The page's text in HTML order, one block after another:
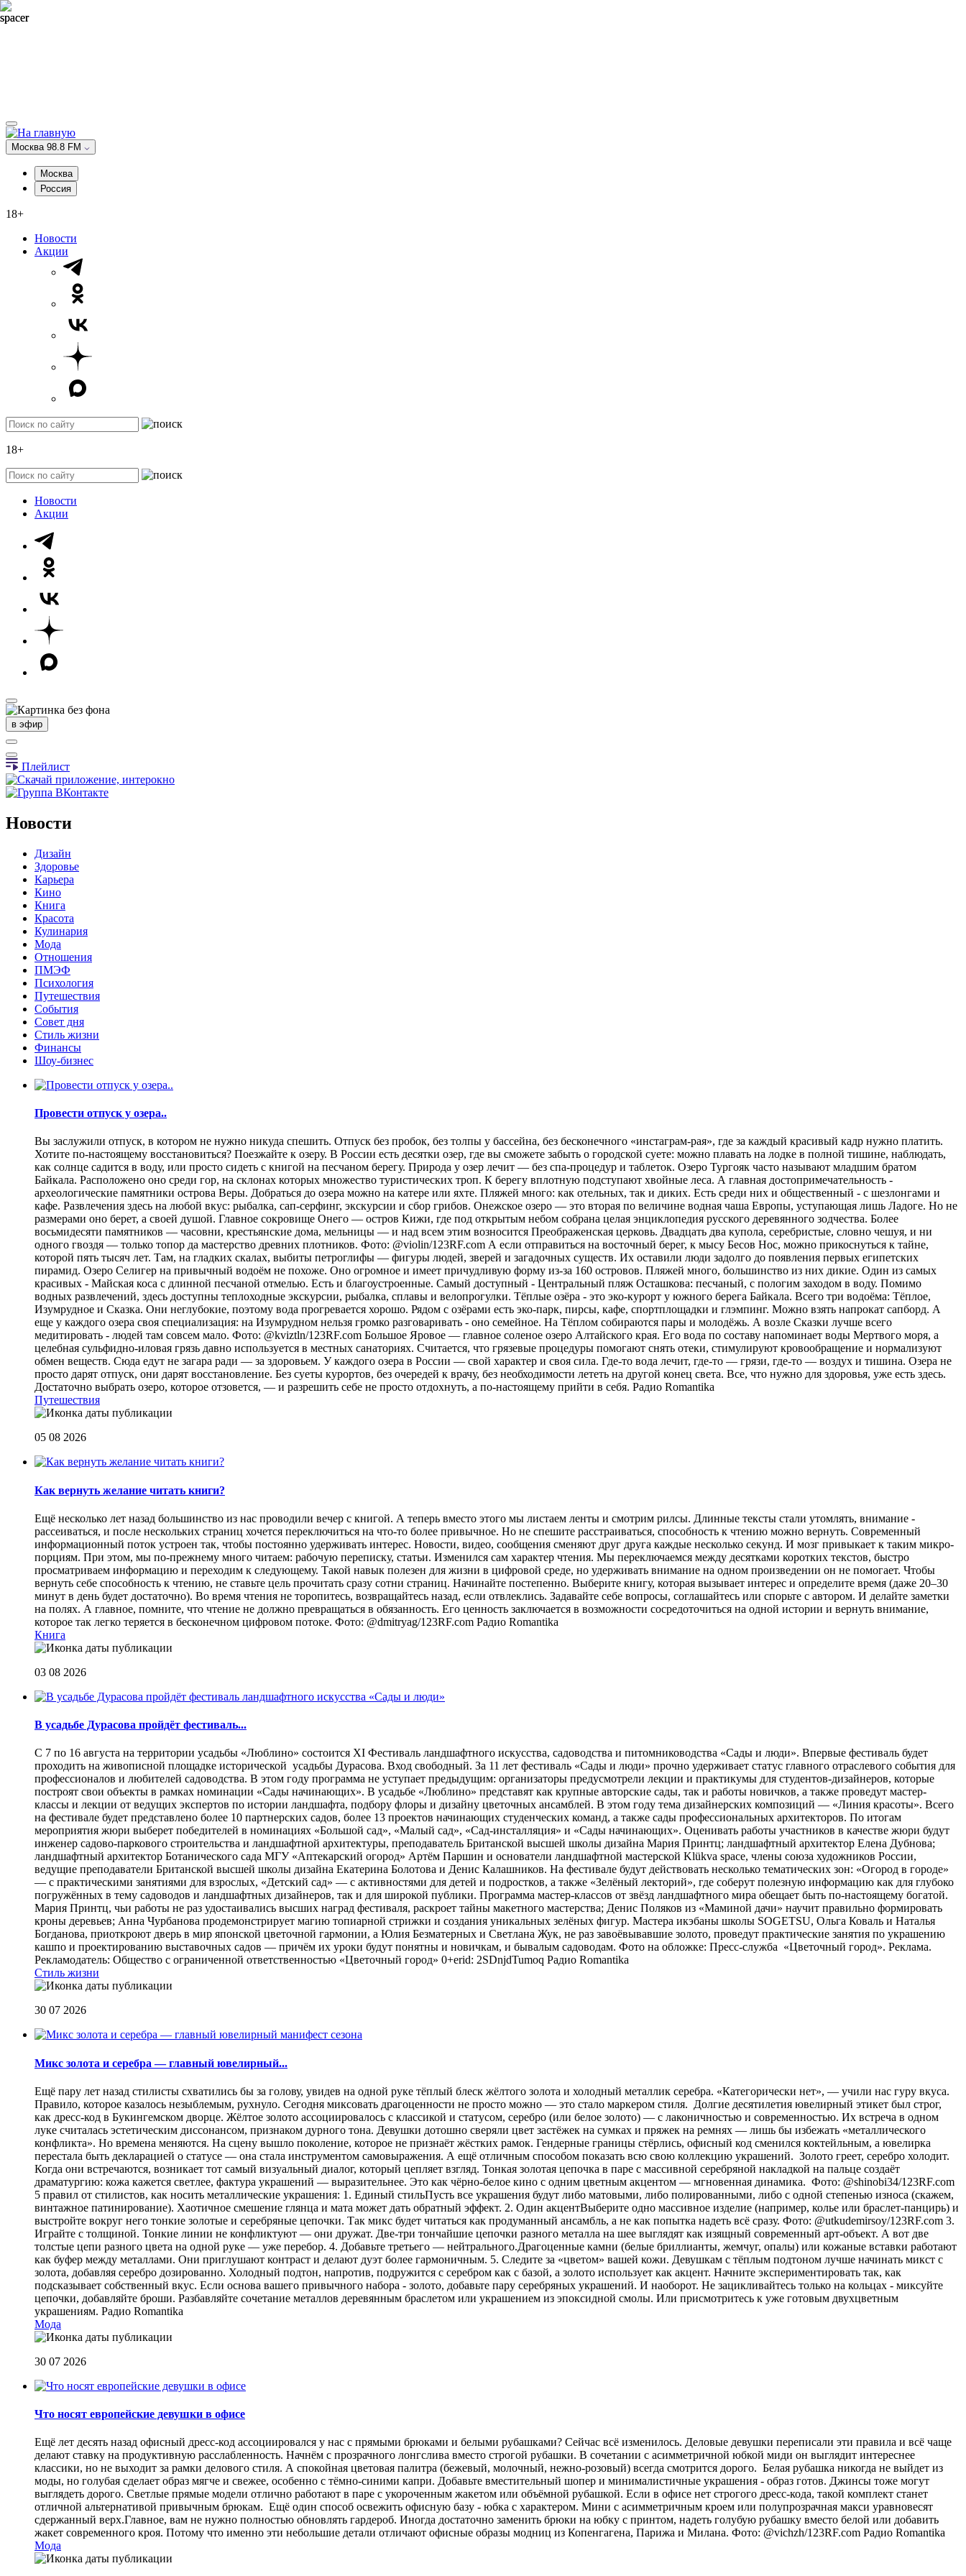
Москва 98.8 FM
Москва
Россия
18+
Новости
Акции
18+
Новости
Акции
в эфир
Плейлист
Новости
Дизайн
Здоровье
Карьера
Кино
Книга
Красота
Кулинария
Мода
Отношения
ПМЭФ
Психология
Путешествия
События
Совет дня
Стиль жизни
Финансы
Шоу-бизнес
Провести отпуск у озера..
Вы заслужили отпуск, в котором не нужно никуда спешить. Отпуск без пробок, без толпы у бассейна, без бесконечного «инстаграм-рая», где за каждый красивый кадр нужно платить.
Хотите по-настоящему восстановиться? Поезжайте к озеру. В России есть десятки озер, где вы сможете забыть о городской суете: можно плавать на лодке в полной тишине, наблюдать,
как солнце садится в воду, или просто сидеть с книгой на песчаном берегу. Природа у озер лечит — без спа-процедур и таблеток. Озеро Тургояк часто называют младшим братом
Байкала. Расположено оно среди гор, на склонах которых множество туристических троп. К берегу вплотную подступают хвойные леса. А главная достопримечательность -
археологические памятники острова Веры. Добраться до озера можно на катере или яхте. Пляжей много: как отельных, так и диких. Есть среди них и общественный - с шезлонгами и
кафе. Развлечения здесь на любой вкус: рыбалка, сап-серфинг, экскурсии и сбор грибов. Онежское озеро — это вторая по величине водная чаша Европы, уступающая лишь Ладоге. Но не
размерами оно берет, а своей душой. Главное сокровище Онего — остров Кижи, где под открытым небом собрана целая энциклопедия русского деревянного зодчества. Более
восьмидесяти памятников — часовни, крестьянские дома, мельницы — и над всем этим возносится Преображенская церковь. Двадцать два купола, серебристые, словно чешуя, и ни
одного гвоздя — только топор да мастерство древних плотников. Фото: @violin/123RF.com А если отправиться на восточный берег, к мысу Бесов Нос, можно прикоснуться к тайне,
которой пять тысяч лет. Там, на гладких скалах, выбиты петроглифы — фигуры людей, зверей и загадочных существ. Их оставили люди задолго до появления первых египетских
пирамид. Озеро Селигер на привычный водоём не похоже. Оно огромное и имеет причудливую форму из-за 160 островов. Пляжей много, большинство из них дикие. Один из самых
красивых - Майская коса с длинной песчаной отмелью. Есть и благоустроенные. Самый доступный - Центральный пляж Осташкова: песчаный, с пологим заходом в воду. Помимо
водных развлечений, здесь доступны теплоходные экскурсии, рыбалка, сплавы и велопрогулки. Тёплые озёра - это эко-курорт у южного берега Байкала. Всего три водоёма: Тёплое,
Изумрудное и Сказка. Они неглубокие, поэтому вода прогревается хорошо. Рядом с озёрами есть эко-парк, пирсы, кафе, спортплощадки и глэмпинг. Можно взять напрокат сапборд. А
еще у каждого озера своя специализация: на Изумрудном нельзя громко разговаривать - оно семейное. На Тёплом собираются пары и молодёжь. А возле Сказки лучше всего
медитировать - людей там совсем мало. Фото: @kviztln/123RF.com Большое Яровое — главное соленое озеро Алтайского края. Его вода по составу напоминает воды Мертвого моря, а
целебная сульфидно-иловая грязь давно используется в местных санаториях. Считается, что грязевые процедуры помогают снять отеки, стимулируют кровообращение и нормализуют
обмен веществ. Сюда едут не загара ради — за здоровьем. У каждого озера в России — свой характер и своя сила. Где-то вода лечит, где-то — грязи, где-то — воздух и тишина. Озера не
просто дарят отпуск, они дарят восстановление. Без суеты курортов, без очередей к врачу, без необходимости лететь на другой конец света. Все, что нужно для здоровья, уже есть здесь.
Достаточно выбрать озеро, которое отзовется, — и разрешить себе не просто отдохнуть, а по-настоящему прийти в себя. Радио Romantika
Путешествия
05 08 2026
Как вернуть желание читать книги?
Eщё несколько лет назад большинство из нас проводили вечер с книгой. А теперь вместо этого мы листаем ленты и смотрим рилсы. Длинные тексты стали утомлять, внимание -
рассеиваться, и после нескольких страниц хочется переключиться на что-то более привычное. Но не спешите расстраиваться, способность к чтению можно вернуть. Современный
информационный поток устроен так, чтобы постоянно удерживать интерес. Новости, видео, сообщения сменяют друг друга каждые несколько секунд. И мозг привыкает к таким микро-
порциям. При этом, мы по-прежнему много читаем: рабочую переписку, статьи. Изменился сам характер чтения. Мы переключаемся между десятками коротких текстов, быстро
просматриваем информацию и переходим к следующему. Такой навык полезен для жизни в цифровой среде, но удерживать внимание на одном произведении он не помогает. Чтобы
вернуть себе способность к чтению, не ставьте цель прочитать сразу сотни страниц. Начинайте постепенно. Выберите книгу, которая вызывает интерес и определите время (даже 20–30
минут в день будет достаточно). Во время чтения не торопитесь, возвращайтесь назад, если отвлеклись. Задавайте себе вопросы, соглашайтесь или спорьте с автором. И делайте заметки
на полях. А главное, помните, что чтение не должно превращаться в обязанность. Его ценность заключается в возможности сосредоточиться на одной истории и вернуть внимание,
которое так легко теряется в бесконечном цифровом потоке. Фото: @dmitryag/123RF.com Радио Romantika
Книга
03 08 2026
В усадьбе Дурасова пройдёт фестиваль...
С 7 по 16 августа на территории усадьбы «Люблино» состоится XI Фестиваль ландшафтного искусства, садоводства и питомниководства «Сады и люди». Впервые фестиваль будет
проходить на живописной площадке исторической усадьбы Дурасова. Вход свободный. За 11 лет фестиваль «Сады и люди» прочно удерживает статус главного отраслевого события для
профессионалов и любителей садоводства. В этом году программа не уступает предыдущим: организаторы предусмотрели лекции и практикумы для студентов-дизайнеров, которые
построят свои объекты в рамках номинации «Сады начинающих». В усадьбе «Люблино» представят как крупные авторские сады, так и работы новичков, а также проведут мастер-
классы и лекции от ведущих экспертов по истории ландшафта, подбору флоры и дизайну цветочных ансамблей. В этом году тема дизайнерских композиций — «Линия красоты». Всего
на фестивале будет представлено более 10 партнерских садов, более 13 проектов начинающих студенческих команд, а также сады профессиональных архитекторов. По итогам
мероприятия жюри выберет победителей в номинациях «Большой сад», «Малый сад», «Сад-инсталляция» и «Сады начинающих». Оценивать работы участников в качестве жюри будут
инженер садово-паркового строительства и ландшафтной архитектуры, преподаватель Британской высшей школы дизайна Мария Принтц; ландшафтный архитектор Елена Дубнова;
ландшафтный архитектор Ботанического сада МГУ «Аптекарский огород» Артём Паршин и основатели ландшафтной мастерской Klükva space, члены союза художников России,
ведущие преподаватели Британской высшей школы дизайна Екатерина Болотова и Денис Калашников. На фестивале будут действовать несколько тематических зон: «Огород в городе»
— с практическими занятиями для взрослых, «Детский сад» — с активностями для детей и подростков, а также «Зелёный лекторий», где соберут полезную информацию как для глубоко
погружённых в тему садоводов и ландшафтных дизайнеров, так и для широкой публики. Программа мастер-классов от звёзд ландшафтного мира обещает быть по-настоящему богатой.
Мария Принтц, чьи работы не раз удостаивались высших наград фестиваля, раскроет тайны макетного мастерства; Денис Поляков из «Маминой дачи» научит правильно формировать
кроны деревьев; Анна Чурбанова продемонстрирует магию топиарной стрижки и создания уникальных зелёных фигур. Мастера икэбаны школы SOGETSU, Ольга Коваль и Наталья
Богданова, приоткроют дверь в мир японской цветочной гармонии, а Юлия Безматерных и Светлана Жук, не раз завоёвывавшие золото, проведут практические занятия по украшению
кашпо и проектированию выставочных садов — причём их уроки будут понятны и новичкам, и бывалым садоводам. Фото на обложке: Пресс-служба «Цветочный город». Реклама.
Рекламодатель: Общество с ограниченной ответственностью «Цветочный город» 0+erid: 2SDnjdTumoq Радио Romantika
Стиль жизни
30 07 2026
Микс золота и серебра — главный ювелирный...
Ещё пару лет назад стилисты схватились бы за голову, увидев на одной руке тёплый блеск жёлтого золота и холодный металлик серебра. «Категорически нет», — учили нас гуру вкуса.
Правило, которое казалось незыблемым, рухнуло. Сегодня миксовать драгоценности не просто можно — это стало маркером стиля. Долгие десятилетия ювелирный этикет был строг,
как дресс-код в Букингемском дворце. Жёлтое золото ассоциировалось с классикой и статусом, серебро (или белое золото) — с лаконичностью и современностью. Их встреча в одном
луке считалась эстетическим диссонансом, признаком дурного тона. Девушки дотошно сверяли цвет застёжек на сумках и пряжек на ремнях — лишь бы избежать «металлического
конфликта». Но времена меняются. На сцену вышло поколение, которое не признаёт жёстких рамок. Гендерные границы стёрлись, офисный код сменился коктейльным, а ювелирка
перестала быть декларацией о статусе — она стала инструментом самовыражения. А ещё отличным способом показать всю свою коллекцию украшений. Золото греет, серебро холодит.
Когда они встречаются, возникает тот самый визуальный диалог, который цепляет взгляд. Тонкая золотая цепочка в паре с массивной серебряной накладкой на пальце создаёт
драматургию: кожа кажется светлее, фактура украшений — выразительнее. Это как чёрно-белое кино с одним цветным акцентом — мгновенная динамика. Фото: @shinobi34/123RF.com
5 правил от стилистов, как носить металлические украшения: 1. Единый стильПусть все украшения будут либо матовыми, либо полированными, либо с одной степенью износа (скажем,
винтажное патинирование). Хаотичное смешение глянца и мата может дать обратный эффект. 2. Один акцентВыберите одно массивное изделие (например, колье или браслет-панцирь) и
выстройте вокруг него тонкие золотые и серебряные цепочки. Так микс будет читаться как продуманный ансамбль, а не как попытка надеть всё сразу. Фото: @utkudemirsoy/123RF.com 3.
Играйте с толщиной. Тонкие линии не конфликтуют — они дружат. Две-три тончайшие цепочки разного металла на шее выглядят как изящный современный арт-объект. А вот две
толстые цепи разного цвета на одной руке — уже перебор. 4. Добавьте третьего — нейтрального.Драгоценные камни (белые бриллианты, жемчуг, опалы) или кожаные вставки работают
как буфер между металлами. Они приглушают контраст и делают дуэт более гармоничным. 5. Следите за «цветом» вашей кожи. Девушкам с тёплым подтоном лучше начинать микст с
золота, добавляя серебро дозированно. Холодный подтон, напротив, подружится с серебром как с базой, а золото использует как акцент. Начните экспериментировать так, как
подсказывает собственный вкус. Если основа вашего привычного набора - золото, добавьте пару серебряных украшений. И наоборот. Не зацикливайтесь только на кольцах - миксуйте
цепочки, добавляйте броши. Разбавляйте сочетание металлов деревянным браслетом или украшением из эпоксидной смолы. Или присмотритесь к уже готовым двухцветным
украшениям. Радио Romantika
Мода
30 07 2026
Что носят европейские девушки в офисе
Ещё лет десять назад офисный дресс-код ассоциировался у нас с прямыми брюками и белыми рубашками? Сейчас всё изменилось. Деловые девушки переписали эти правила и всё чаще
делают ставку на продуктивную расслабленность. Начнём с прозрачного лонгслива вместо строгой рубашки. В сочетании с асимметричной юбкой миди он выглядит интереснее
классики, но не выходит за рамки делового стиля. А спокойная цветовая палитра (бежевый, молочный, нежно-розовый) всегда смотрится дорого. Белая рубашка никогда не выйдет из
моды, но голубая сделает образ мягче и свежее, особенно с тёмно-синими капри. Добавьте вместительный шопер и минималистичные украшения - образ готов. Джинсы тоже могут
выглядеть дорого. Светлые прямые модели отлично работают в паре с укороченным жакетом или объёмной рубашкой. Если в офисе нет строгого дресс-кода, такой комплект станет
отличной альтернативой привычным брюкам. Ещё один способ освежить офисную базу - юбка с характером. Мини с асимметричным кроем или полупрозрачная макси уравновесят
сдержанный верх.Главное, вам не нужно полностью обновлять гардероб. Иногда достаточно заменить брюки на юбку с принтом, надеть голубую рубашку вместо белой или добавить
жакет современного кроя. Потому что именно эти небольшие детали отличают офисные образы модниц из Копенгагена, Парижа и Милана. Фото: @vichzh/123RF.com Радио Romantika
Мода